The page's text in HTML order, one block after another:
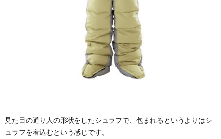
見た目の通り人の形状をしたシュラフで、包まれるというよりはシ
ュラフを着込むという感じです。